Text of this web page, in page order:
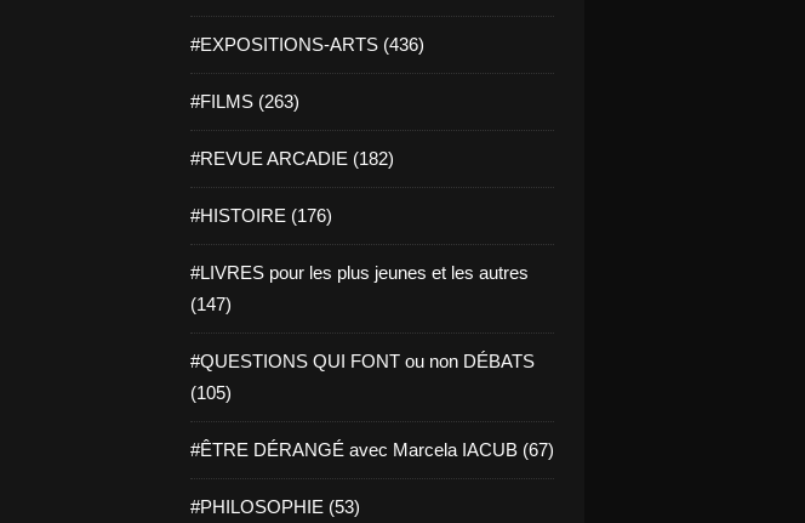
#EXPOSITIONS-ARTS (436)
#FILMS (263)
#REVUE ARCADIE (182)
#HISTOIRE (176)
#LIVRES pour les plus jeunes et les autres
(147)
#QUESTIONS QUI FONT ou non DÉBATS
(105)
#ÊTRE DÉRANGÉ avec Marcela IACUB (67)
#PHILOSOPHIE (53)